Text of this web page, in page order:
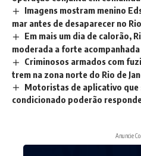
Imagens mostram menino
mar antes de desaparecer no Rio
Em mais um dia de calorão,
moderada a forte
Criminosos armados com
trem na zona norte do Rio de
Motoristas de aplicativo que
condicionado poderão
Anuncie